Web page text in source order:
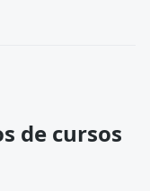
de cursos